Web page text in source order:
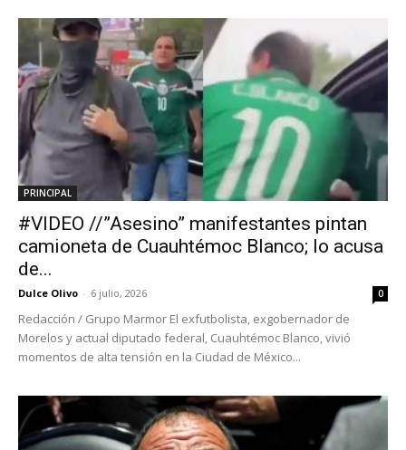
PRINCIPAL
#VIDEO //”Asesino” manifestantes pintan
camioneta de Cuauhtémoc Blanco; lo acusa
de...
Dulce Olivo - 6 julio, 2026 0
Redacción / Grupo Marmor El exfutbolista, exgobernador de
Morelos y actual diputado federal, Cuauhtémoc Blanco, vivió
momentos de alta tensión en la Ciudad de México...